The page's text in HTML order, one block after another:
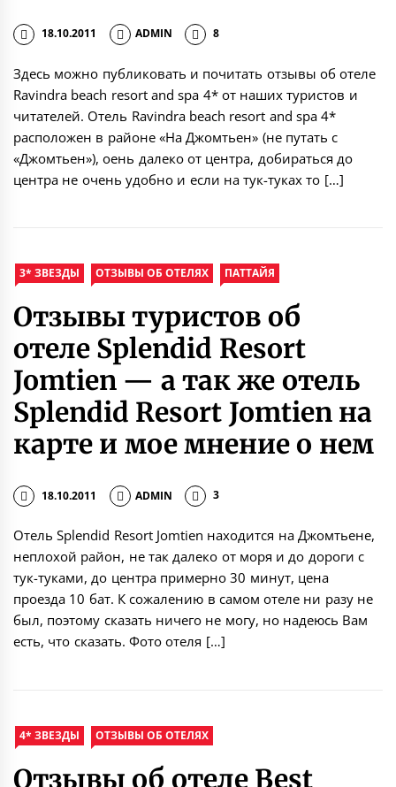
18.10.2011 ADMIN 8
Здесь можно публиковать и почитать отзывы об отеле
Ravindra beach resort and spa 4* от наших туристов и
читателей. Отель Ravindra beach resort and spa 4*
расположен в районе «На Джомтьен» (не путать с
«Джомтьен»), оень далеко от центра, добираться до
центра не очень удобно и если на тук-туках то […]
3* ЗВЕЗДЫ ОТЗЫВЫ ОБ ОТЕЛЯХ ПАТТАЙЯ
Отзывы туристов об
отеле Splendid Resort
Jomtien — а так же отель
Splendid Resort Jomtien на
карте и мое мнение о нем
18.10.2011 ADMIN 3
Отель Splendid Resort Jomtien находится на Джомтьене,
неплохой район, не так далеко от моря и до дороги с
тук-туками, до центра примерно 30 минут, цена
проезда 10 бат. К сожалению в самом отеле ни разу не
был, поэтому сказать ничего не могу, но надеюсь Вам
есть, что сказать. Фото отеля […]
4* ЗВЕЗДЫ ОТЗЫВЫ ОБ ОТЕЛЯХ
Отзывы об отеле Best